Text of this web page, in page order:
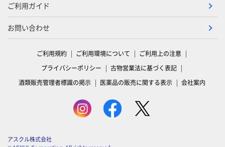
ご利用ガイド
お問い合わせ
ご利用規約 ご利用環境について
ご利用上の注意
プライバシーポリシー
古物営業法に基づく表記
酒類販売管理者標識の掲示
医薬品の販売に関する表示 会社案内
アスクル株式会社